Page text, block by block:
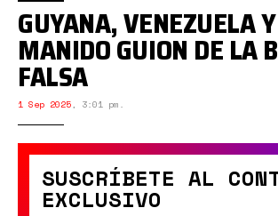
SUSCRÍBETE AL
EXCLUSIVO
GUYANA, VENEZUELA
MANIDO GUION DE LA
FALSA
1 Sep 2025, 3:01 pm.